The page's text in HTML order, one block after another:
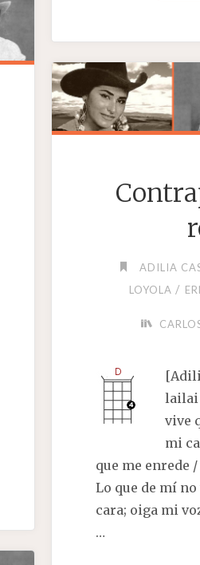
ADILIA
LOYOLA /
lailai
vive
mi
que me enrede
Lo que de mí
cara; oiga mi
…